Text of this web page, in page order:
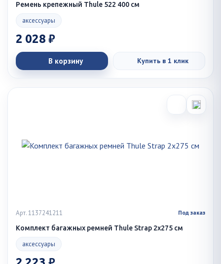
Ремень крепежный Thule 522 400 см
аксессуары
2 028 ₽
В корзину Купить в 1 клик
Арт. 1137241211 Под заказ
Комплект багажных ремней Thule Strap 2x275 см
аксессуары